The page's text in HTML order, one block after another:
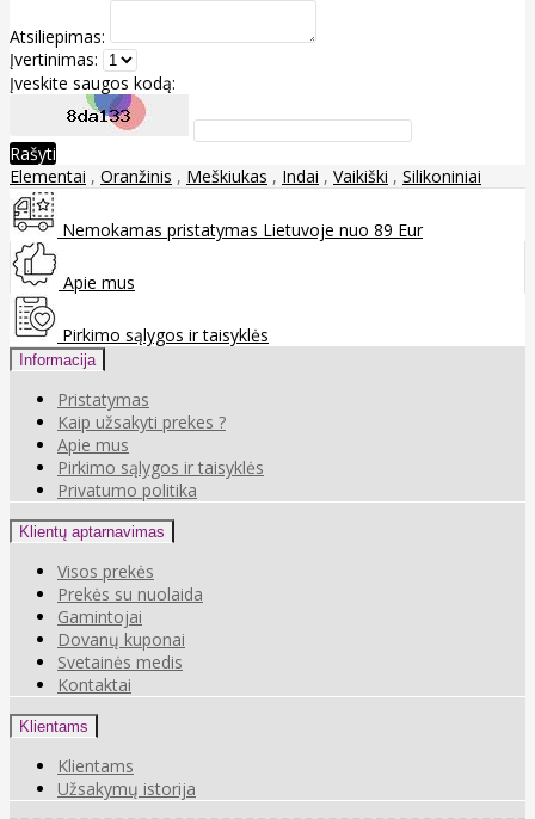
Atsiliepimas:
Įvertinimas:
Įveskite saugos kodą:
Rašyti
Elementai , Oranžinis , Meškiukas , Indai , Vaikiški , Silikoniniai
Nemokamas pristatymas Lietuvoje nuo 89 Eur
Apie mus
Pirkimo sąlygos ir taisyklės
Informacija
Pristatymas
Kaip užsakyti prekes ?
Apie mus
Pirkimo sąlygos ir taisyklės
Privatumo politika
Klientų aptarnavimas
Visos prekės
Prekės su nuolaida
Gamintojai
Dovanų kuponai
Svetainės medis
Kontaktai
Klientams
Klientams
Užsakymų istorija